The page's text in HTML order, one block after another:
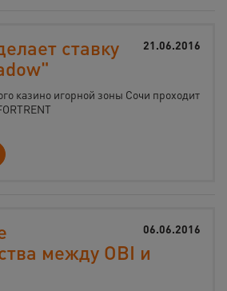
21.06.2016
ставку
казино игорной зоны Сочи проходит
06.06.2016
между OBI и